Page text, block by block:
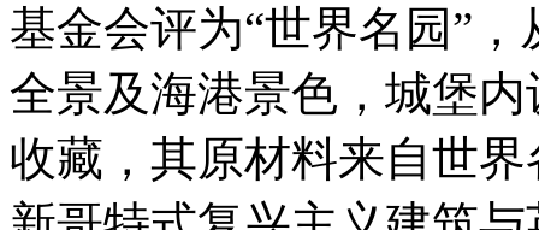
基金会评为“世界名园”
全景及海港景色，城堡
收藏，其原材料来自世